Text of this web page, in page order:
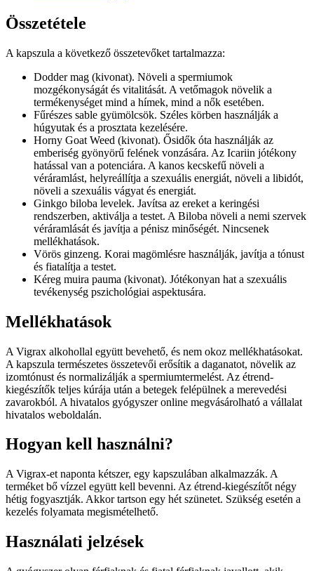
Összetétele
A kapszula a következő összetevőket tartalmazza:
Dodder mag (kivonat). Növeli a spermiumok
mozgékonyságát és vitalitását. A vetőmagok növelik a
termékenységet mind a hímek, mind a nők esetében.
Fűrészes sable gyümölcsök. Széles körben használják a
húgyutak és a prosztata kezelésére.
Horny Goat Weed (kivonat). Ősidők óta használják az
emberiség gyönyörű felének vonzására. Az Icariin jótékony
hatással van a potenciára. A kanos kecskefű növeli a
véráramlást, helyreállítja a szexuális energiát, növeli a libidót,
növeli a szexuális vágyat és energiát.
Ginkgo biloba levelek. Javítsa az ereket a keringési
rendszerben, aktiválja a testet. A Biloba növeli a nemi szervek
véráramlását és javítja a pénisz minőségét. Nincsenek
mellékhatások.
Vörös ginzeng. Korai magömlésre használják, javítja a tónust
és fiatalítja a testet.
Kéreg muira pauma (kivonat). Jótékonyan hat a szexuális
tevékenység pszichológiai aspektusára.
Mellékhatások
A Vigrax alkohollal együtt bevehető, és nem okoz mellékhatásokat.
A kapszula természetes összetevői erősítik a daganatot, növelik az
izomtónust és normalizálják a spermiumtermelést. Az étrend-
kiegészítők teljes kúrája után a betegek felépülnek a merevedési
zavarokból. A hivatalos gyógyszer online megvásárolható a vállalat
hivatalos weboldalán.
Hogyan kell használni?
A Vigrax-et naponta kétszer, egy kapszulában alkalmazzák. A
terméket bő vízzel együtt kell bevenni. Az étrend-kiegészítőt négy
hétig fogyasztják. Akkor tartson egy hét szünetet. Szükség esetén a
kezelés folyamata megismételhető.
Használati jelzések